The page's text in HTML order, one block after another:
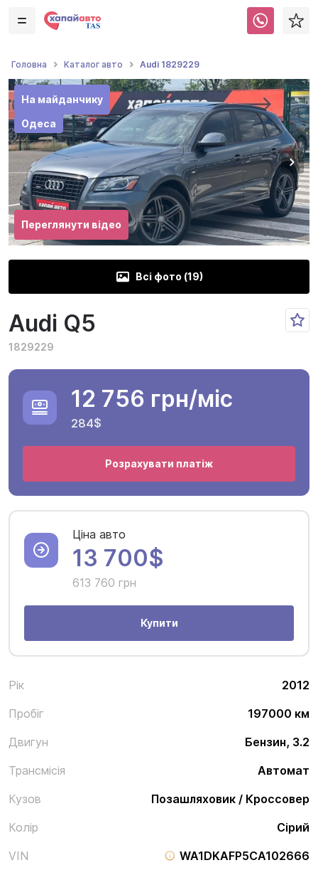
Головна Каталог авто Audi 1829229
На майданчику
Одеса
Переглянути відео
Всі фото (19)
Audi Q5
1829229
Рік
2012
Пробіг
197000 км
Двигун
Бензин, 3.2
Трансмісія
Автомат
Кузов
Позашляховик / Кроссовер
Колір
Сірий
VIN
WA1DKAFP5CA102666
12 756 грн/міс
284$
Розрахувати платіж
Ціна авто
13 700$
613 760 грн
Купити